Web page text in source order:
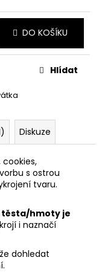
DO KOŠÍKU
Hlídat
Diskuze
cookies,
s ostrou
tvaru.
těsta/hmoty je
i naznačí
dohledat